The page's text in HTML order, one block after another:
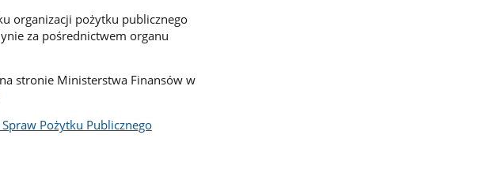
organizacji pożytku publicznego
za pośrednictwem organu
stronie Ministerstwa Finansów w
Pożytku Publicznego